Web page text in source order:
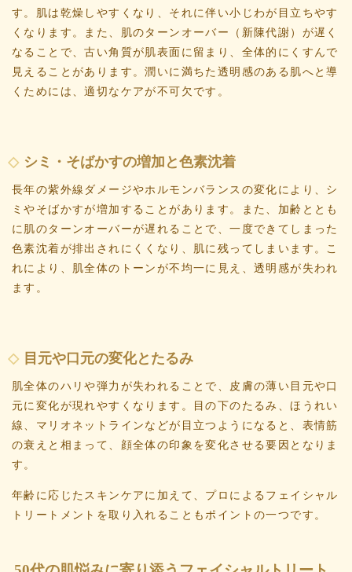
す。肌は乾燥しやすくなり、それに伴い小じわが目立ちやす
くなります。また、肌のターンオーバー（新陳代謝）が遅く
なることで、古い角質が肌表面に留まり、全体的にくすんで
見えることがあります。潤いに満ちた透明感のある肌へと導
くためには、適切なケアが不可欠です。
シミ・そばかすの増加と色素沈着
長年の紫外線ダメージやホルモンバランスの変化により、シ
ミやそばかすが増加することがあります。また、加齢ととも
に肌のターンオーバーが遅れることで、一度できてしまった
色素沈着が排出されにくくなり、肌に残ってしまいます。こ
れにより、肌全体のトーンが不均一に見え、透明感が失われ
ます。
目元や口元の変化とたるみ
肌全体のハリや弾力が失われることで、皮膚の薄い目元や口
元に変化が現れやすくなります。目の下のたるみ、ほうれい
線、マリオネットラインなどが目立つようになると、表情筋
の衰えと相まって、顔全体の印象を変化させる要因となりま
す。
年齢に応じたスキンケアに加えて、プロによるフェイシャル
トリートメントを取り入れることもポイントの一つです。